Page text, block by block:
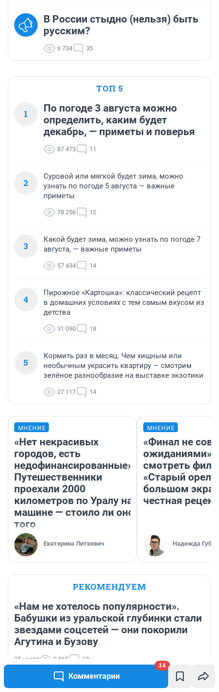
Комментарии
34
В России стыдно (нельзя) быть
русским?
6 734 35
ТОП 5
1
По погоде 3 августа можно
определить, каким будет
декабрь, — приметы и поверья
87 473 11
2
Суровой или мягкой будет зима, можно
узнать по погоде 5 августа — важные
приметы
78 256 12
3
Какой будет зима, можно узнать по погоде 7
августа, — важные приметы
57 434 14
4
Пирожное «Картошка»: классический рецепт
в домашних условиях с тем самым вкусом из
детства
31 090 18
5
Кормить раз в месяц. Чем хищным или
необычным украсить квартиру — смотрим
зелёное разнообразие на выставке экзотики
27 117 14
МНЕНИЕ
«Нет некрасивых
городов, есть
недофинансированные».
Путешественники
проехали 2000
километров по Уралу на
машине — стоило ли оно
того
Екатерина Литкевич
МНЕНИЕ
«Финал не
ожиданиями»:
смотреть
«Старый орел»
большом
честная
Надежда
РЕКОМЕНДУЕМ
«Нам не хотелось популярности».
Бабушки из уральской глубинки стали
звездами соцсетей — они покорили
Агутина и Бузову
15 часов 9 565 18
«Мечтал о большой жизни»: иностранец из Камеруна
переехал в Ярославль и создал здесь семью —
история